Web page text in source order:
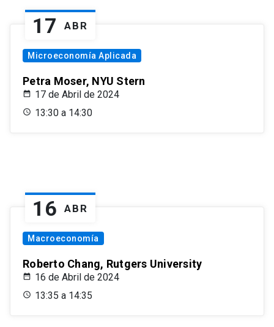
17 ABR
Microeconomía Aplicada
Petra Moser, NYU Stern
17 de Abril de 2024
13:30 a 14:30
16 ABR
Macroeconomía
Roberto Chang, Rutgers University
16 de Abril de 2024
13:35 a 14:35